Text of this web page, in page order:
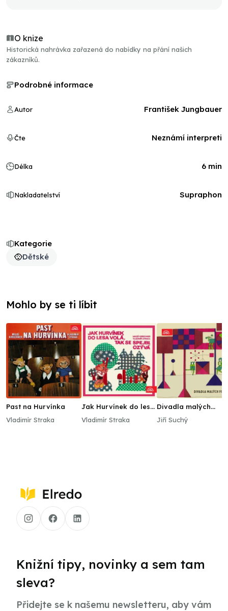
O knize
Historická nahrávka zařazená do nabídky na přání našich
zákazníků.
Kategorie
Dětské
Podrobné informace
Autor František Jungbauer
Čte Neznámí interpreti
Délka 6 min
Nakladatelství Supraphon
Mohlo by se ti líbit
Past na Hurvínka
Vladimír Straka
Jak Hurvínek do lesa
ozývá
Vladimír Straka
Divadla malých
Jiří Suchý
Knižní tipy, novinky a sem tam
sleva?
Přidejte se k našemu newsletteru, aby vám